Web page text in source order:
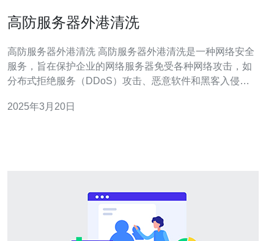
高防服务器外港清洗
高防服务器外港清洗 高防服务器外港清洗是一种网络安全
服务，旨在保护企业的网络服务器免受各种网络攻击，如
分布式拒绝服务（DDoS）攻击、恶意软件和黑客入侵。
目标。DDoS攻击可以使服务器的网络流量陷入饱和，导
2025年3月20日